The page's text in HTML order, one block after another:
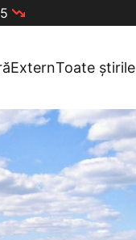
ExternToate știrile